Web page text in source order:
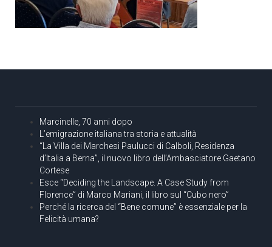
Marcinelle, 70 anni dopo
L’emigrazione italiana tra storia e attualità
“La Villa dei Marchesi Paulucci di Calboli, Residenza
d’Italia a Berna”, il nuovo libro dell’Ambasciatore Gaetano
Cortese
Esce “Deciding the Landscape. A Case Study from
Florence” di Marco Mariani, il libro sul “Cubo nero”
Perché la ricerca del “Bene comune” è essenziale per la
Felicità umana?